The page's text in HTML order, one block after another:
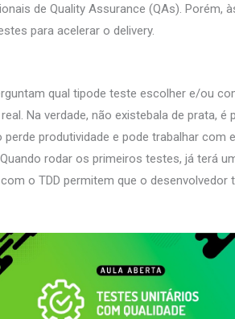
de Quality Assurance (QAs). Porém,
para acelerar o delivery.
qual tipode teste escolher e/ou
Na verdade, não existebala de prata,
produtividade e pode trabalhar com
rodar os primeiros testes, já terá
o TDD permitem que o